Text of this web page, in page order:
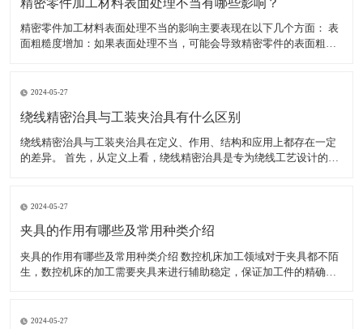
精密零件加工材料表面处理不当的影响主要表现在以下几个方面： 表
面粗糙度增加：如果表面处理不当，可能会导致精密零件的表面粗糙
蚀。表面腐蚀会导致零件的外观和性能受损，甚至可能使其无法
2024-05-27
绕线精密治具与工装夹治具有什么区别
绕线精密治具与工装夹治具在定义、作用、结构和应用上都存在一定
的差异。 首先，从定义上看，绕线精密治具是专为绕线工艺设计的工
过程中所用的各种工具的总称，包括刀具、夹具、模具、量具
2024-05-27
夹具的作用有哪些及常用种类介绍
夹具的作用有哪些及常用种类介绍 数控机床加工领域对于夹具都不陌
生，数控机床的加工需要夹具来进行辅助稳定，保证加工件的精确
以及常用的夹具有哪些。 一、夹具的作用有哪些 1、能稳定
2024-05-27